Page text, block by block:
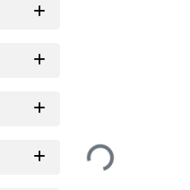
Loading...